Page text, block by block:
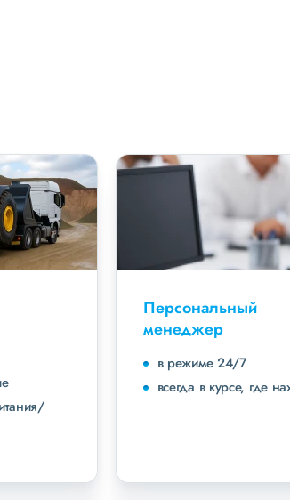
Персональный
менеджер
в режиме 24/7
всегда в курсе, где